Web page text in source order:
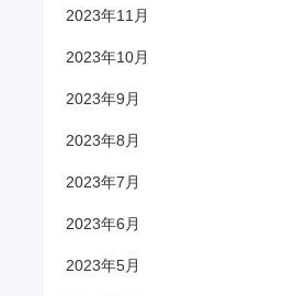
2023年11月
2023年10月
2023年9月
2023年8月
2023年7月
2023年6月
2023年5月